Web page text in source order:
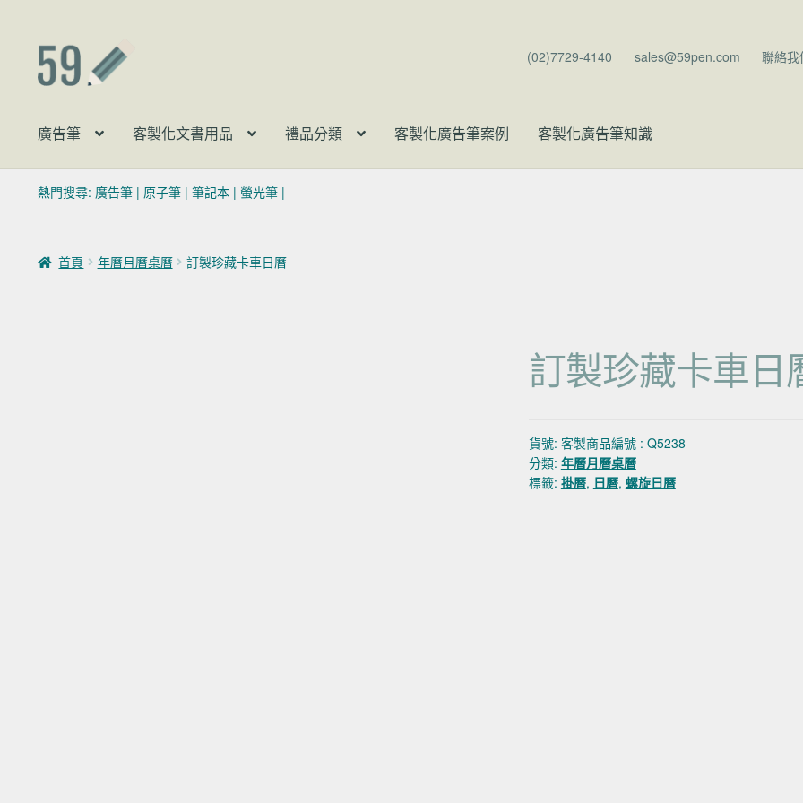
跳至導覽列
跳至主要內容 (02)7729-4140 sales@59pen.com 聯絡我
廣告筆 客製化文書用品 禮品分類 客製化廣告筆案例 客製化廣告筆知識
熱門搜尋: 廣告筆| 原子筆| 筆記本| 螢光筆|
首頁 年曆月曆桌曆 訂製珍藏卡車日曆
訂製珍藏卡車日
貨號: 客製商品編號 : Q5238
分類: 年曆月曆桌曆
標籤: 掛曆, 日曆, 螺旋日曆